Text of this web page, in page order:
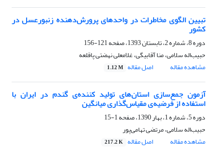
تبیین الگوی مخاطرات در واحدهای پرورش‌دهنده زنبورعسل در
کشور
دوره 8، شماره 2، تابستان 1393، صفحه
121-156
حبیب‌اله سلامی، منا آقابیگی، غلامعلی نهضتی پاقلعه
مشاهده مقاله
اصل مقاله 1.12 M
آزمون جمع‌سازی استان‌های تولید کننده‌ی گندم در ایران با
استفاده از فرضیه‌ی مقیاس‌گذاری میانگین
دوره 5، شماره 1، بهار 1390، صفحه
1-15
حبیب‌اله سلامی، مرتضی تهامی‌پور
مشاهده مقاله
اصل مقاله 217.2 K